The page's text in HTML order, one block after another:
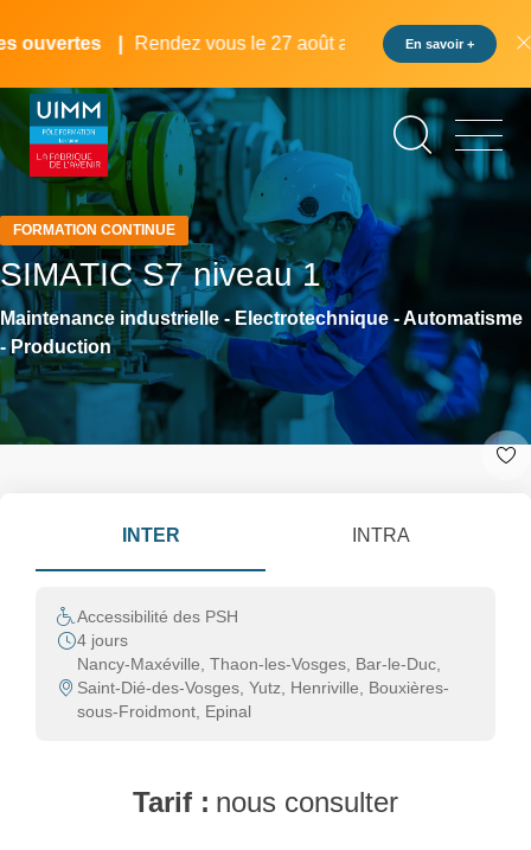
au
principal
Rendez vous le 27 août au pôle formation UIMM
En savoir +
FORMATION CONTINUE
SIMATIC S7 niveau 1
Maintenance industrielle - Electrotechnique - Automatisme
- Production
INTER INTRA
Accessibilité des PSH
4 jours
Nancy-Maxéville, Thaon-les-Vosges, Bar-le-Duc,
Saint-Dié-des-Vosges, Yutz, Henriville, Bouxières-
sous-Froidmont, Epinal
Tarif : nous consulter